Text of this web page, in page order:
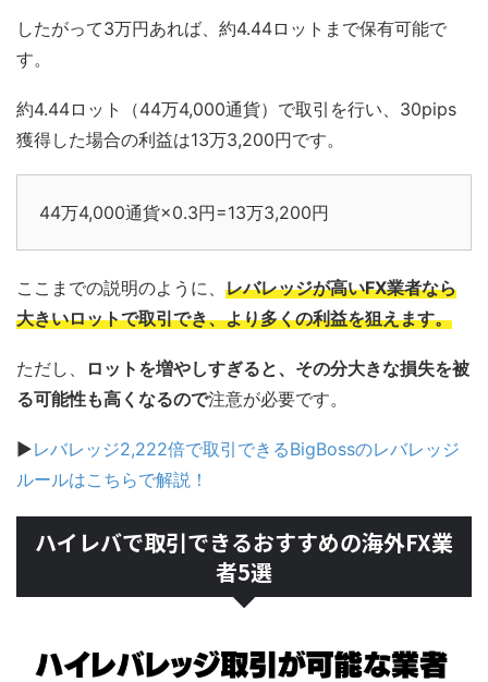
したがって3万円あれば、約4.44ロットまで保有可能で
す。
約4.44ロット（44万4,000通貨）で取引を行い、30pips
獲得した場合の利益は13万3,200円です。
44万4,000通貨×0.3円=13万3,200円
ここまでの説明のように、 レバレッジが高いFX業者なら
大きいロットで取引でき、より多くの利益を狙えます。
ただし、
ロットを増やしすぎると、その分大きな損失を被
る可能性も高くなるので注意が必要です。
▶レバレッジ2,222倍で取引できるBigBossのレバレッジ
ルールはこちらで解説！
ハイレバで取引できるおすすめの海外FX業
者5選